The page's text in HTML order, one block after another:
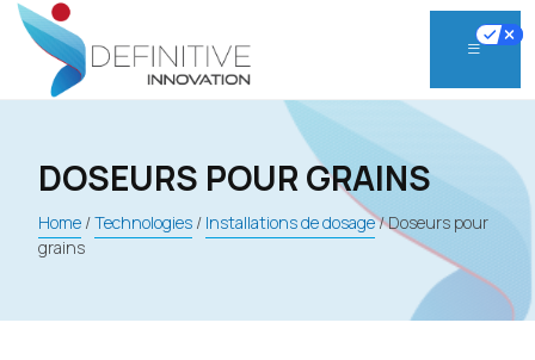
Skip
content
DOSEURS POUR GRAINS
Home /Technologies / Installations de dosage/Doseurs pour
grains